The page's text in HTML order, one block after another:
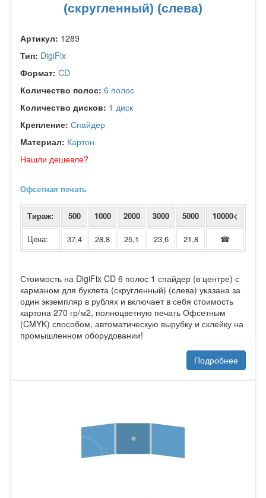
(скругленный) (слева)
Артикул: 1289
Тип: DigiFix
Формат: CD
Количество полос: 6 полос
Количество дисков: 1 диск
Крепление: Спайдер
Материал: Картон
Нашли дешевле?
Офсетная печать
Тираж: 500 1000 2000 3000 5000 10000<
Цена: 37,4 28,8 25,1 23,6 21,8 ☎
Стоимость на DigiFix CD 6 полос 1 спайдер (в центре) с
карманом для буклета (скругленный) (слева) указана за
один экземпляр в рублях и включает в себя стоимость
картона 270 гр/м2, полноцветную печать Офсетным
(CMYK) способом, автоматическую вырубку и склейку на
промышленном оборудовании!
Подробнее